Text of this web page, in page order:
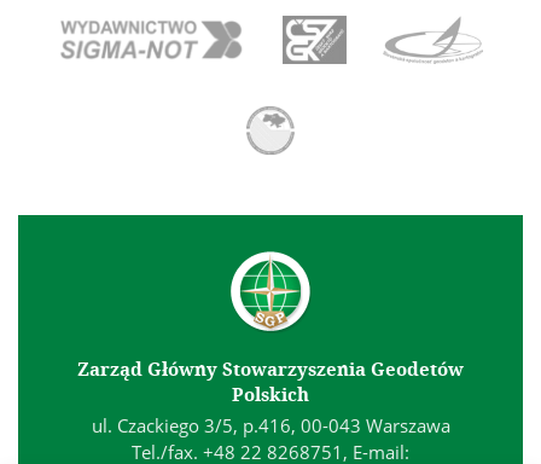
Zarząd Główny Stowarzyszenia Geodetów
Polskich
ul. Czackiego 3/5, p.416, 00-043 Warszawa
Tel./fax. +48 22 8268751, E-mail: